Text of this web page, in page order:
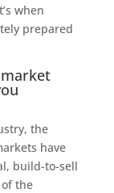
when
prepared
the
have
build-to-sell
the